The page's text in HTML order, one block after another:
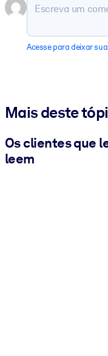
Acesse para deixar
Mais deste
Os clientes que
leem